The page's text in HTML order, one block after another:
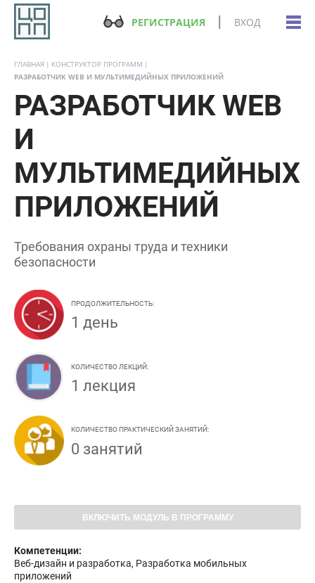
РЕГИСТРАЦИЯ ВХОД
ГЛАВНАЯ КОНСТРУКТОР ПРОГРАММ
РАЗРАБОТЧИК WEB И МУЛЬТИМЕДИЙНЫХ ПРИЛОЖЕНИЙ
ВКЛЮЧИТЬ МОДУЛЬ В ПРОГРАММУ
Веб-дизайн и разработка, Разработка мобильных
приложений
РАЗРАБОТЧИК WEB
И
МУЛЬТИМЕДИЙНЫХ
ПРИЛОЖЕНИЙ
Требования охраны труда и техники
безопасности
1 день
1 лекция
0 занятий